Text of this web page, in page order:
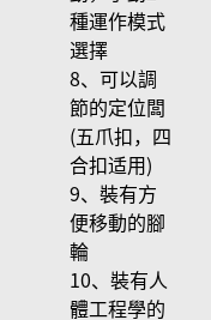
種運作模式
選擇
8、可以調
節的定位闆
(五爪扣，四
合扣适用)
9、裝有方
便移動的腳
輪
10、裝有人
體工程學的